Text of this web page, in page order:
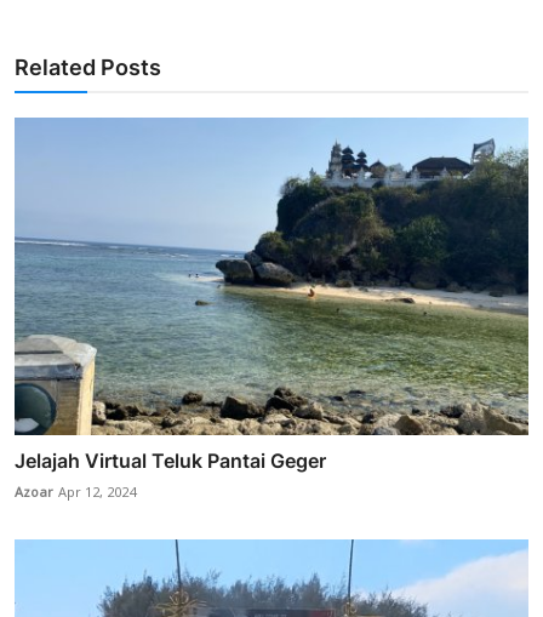
Related Posts
Jelajah Virtual Teluk Pantai Geger
AzoarApr 12, 2024